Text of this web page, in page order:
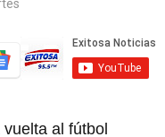
al fútbol